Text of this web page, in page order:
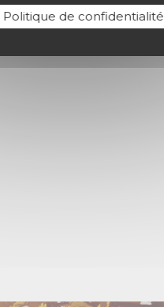
Politique de confidentialité